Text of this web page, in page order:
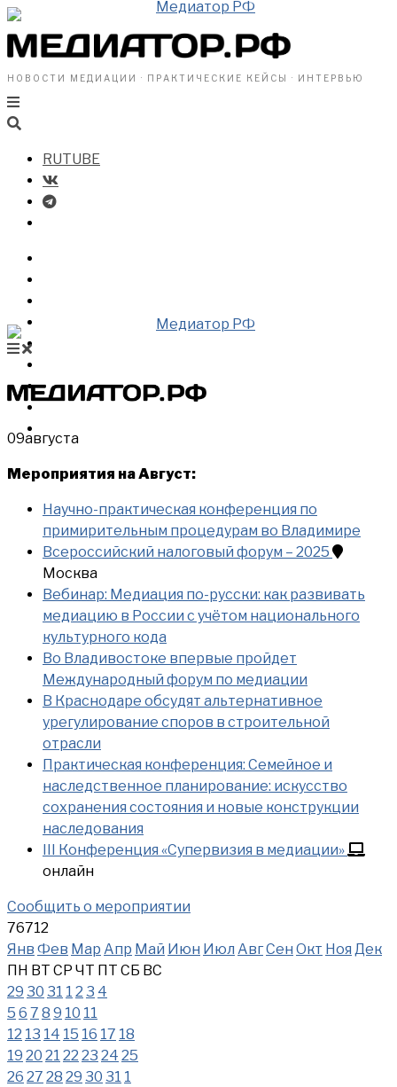
НОВОСТИ МЕДИАЦИИ · ПРАКТИЧЕСКИЕ КЕЙСЫ · ИНТЕРВЬЮ
RUTUBE
ВИДЕО
09августа
Мероприятия на Август:
Научно-практическая конференция по
примирительным процедурам во Владимире
Всероссийский налоговый форум – 2025
Москва
Вебинар: Медиация по-русски: как развивать
медиацию в России с учётом национального
культурного кода
Во Владивостоке впервые пройдет
Международный форум по медиации
В Краснодаре обсудят альтернативное
урегулирование споров в строительной
отрасли
Практическая конференция: Семейное и
наследственное планирование: искусство
сохранения состояния и новые конструкции
наследования
III Конференция «Супервизия в медиации»
онлайн
Сообщить о мероприятии
76712
Янв Фев Мар Апр Май Июн Июл АвгСен Окт Ноя Дек
ПН ВТ СР ЧТ ПТ СБ ВС
29 30 31 1 2 3 4
5 6 7 8 9 10 11
12 13 14 15 16 17 18
19 20 21 22 23 24 25
26 27 28 29 30 31 1